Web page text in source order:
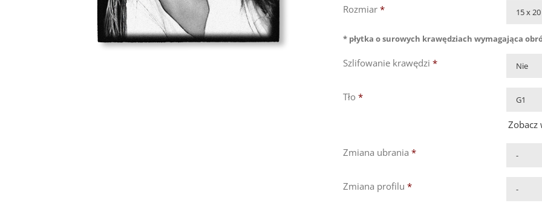
Rozmiar *
* płytka o surowych krawędziach wymagająca
Szlifowanie krawędzi *
Tło *
Zobacz
Zmiana ubrania *
Zmiana profilu *